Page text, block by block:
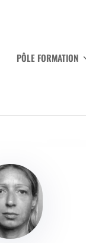
PÔLE FORMATION